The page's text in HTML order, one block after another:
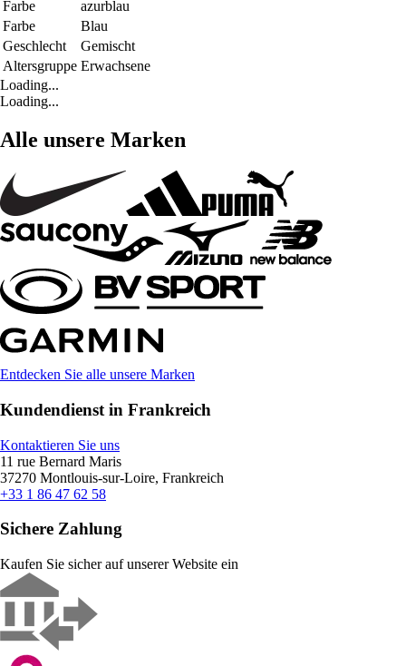
Farbe
azurblau
Farbe
Blau
Geschlecht
Gemischt
Altersgruppe Erwachsene
Loading...
Loading...
Alle unsere Marken
Entdecken Sie alle unsere Marken
Kundendienst in Frankreich
Kontaktieren Sie uns
11 rue Bernard Maris
37270 Montlouis-sur-Loire, Frankreich
+33 1 86 47 62 58
Sichere Zahlung
Kaufen Sie sicher auf unserer Website ein